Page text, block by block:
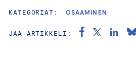
KATEGORIAT: OSAAMINEN
JAA ARTIKKELI: